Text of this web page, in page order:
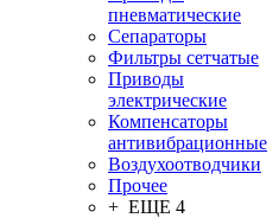
пневматические
Сепараторы
Фильтры сетчатые
Приводы
электрические
Компенсаторы
антивибрационные
Воздухоотводчики
Прочее
+ ЕЩЕ 4